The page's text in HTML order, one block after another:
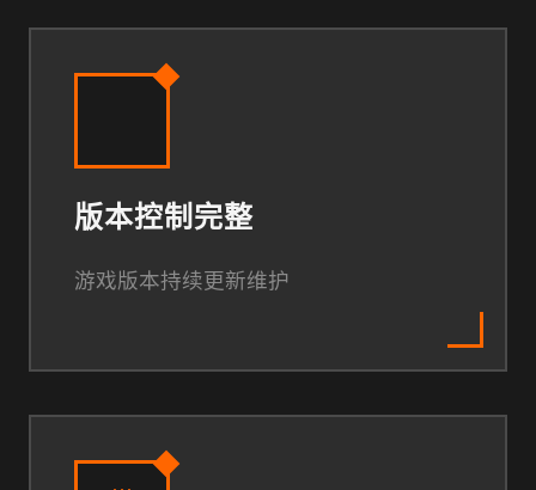
版本控制完整
游戏版本持续更新维护